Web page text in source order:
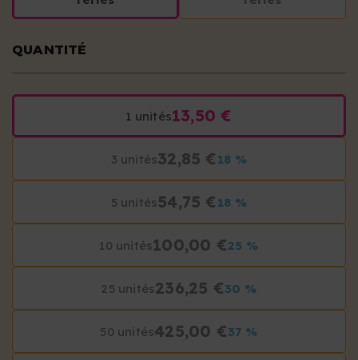
QUANTITÉ
1 unités13,50 €
3 unités32,85 € 18 %
5 unités54,75 € 18 %
10 unités100,00 €25 %
25 unités236,25 €30 %
50 unités425,00 €37 %